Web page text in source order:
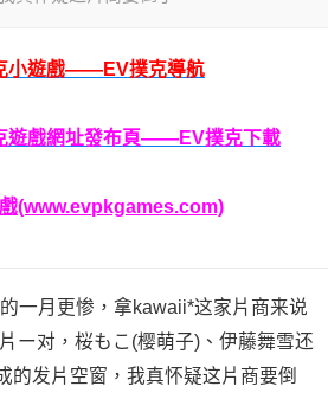
小遊戲——EV撲克導航
遊戲網址發布頁——EV撲克下載
(www.evpkgames.com)
一月更惨，拿kawaii*这家片商来说
ー对，桜もこ(樱萌子)、伊藤舞雪还
的发片空窗，我真怀疑这片商要倒